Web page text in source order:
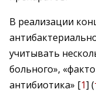
В реализации
учитывать
больного»,
антибиотика» [1] (